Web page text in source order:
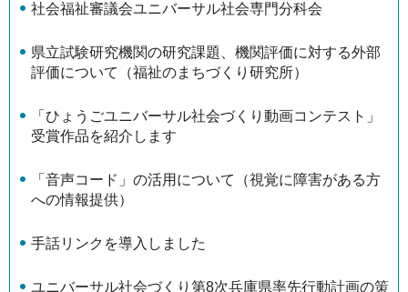
社会福祉審議会ユニバーサル社会専門分科会
県立試験研究機関の研究課題、機関評価に対する外部
評価について（福祉のまちづくり研究所）
「ひょうごユニバーサル社会づくり動画コンテスト」
受賞作品を紹介します
「音声コード」の活用について（視覚に障害がある方
への情報提供）
手話リンクを導入しました
ユニバーサル社会づくり第8次兵庫県率先行動計画の策